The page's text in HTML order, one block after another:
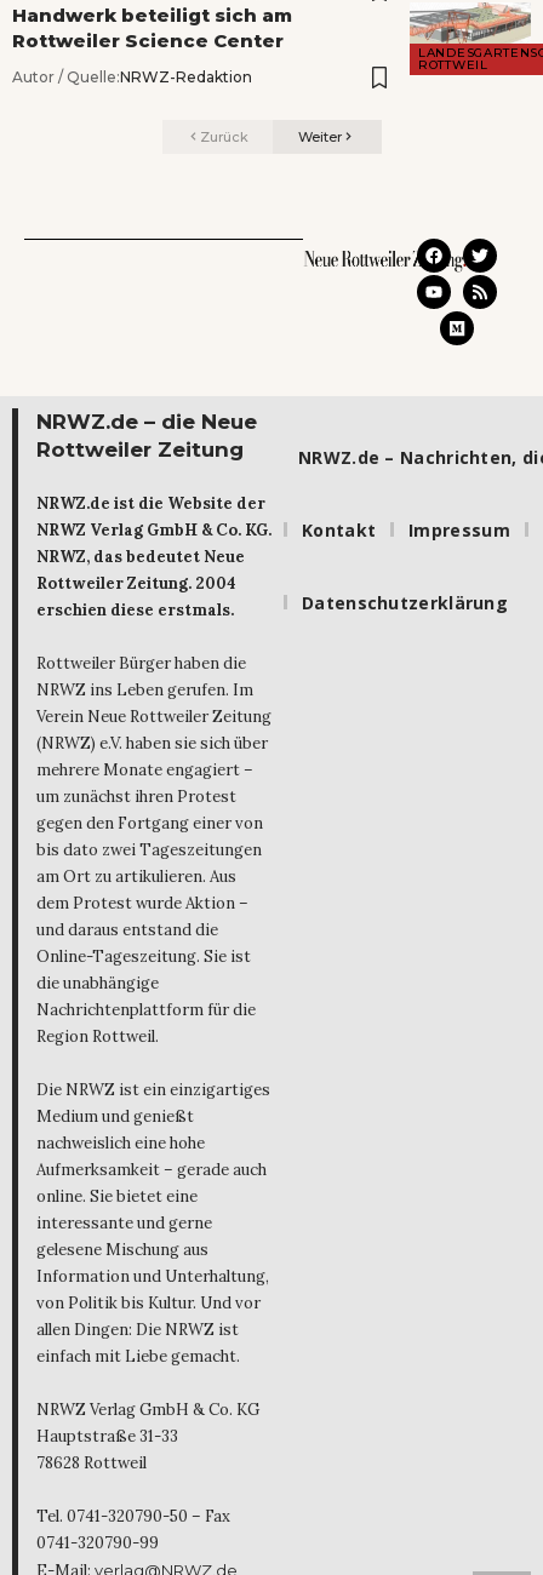
ROTTWEIL
Handwerk beteiligt sich am
Rottweiler Science Center
Autor / Quelle:NRWZ-Redaktion
Zurück Weiter
NRWZ.de – die Neue
Rottweiler Zeitung
NRWZ.de ist die Website der
NRWZ Verlag GmbH & Co. KG.
NRWZ, das bedeutet Neue
Rottweiler Zeitung. 2004
erschien diese erstmals.
Rottweiler Bürger haben die
NRWZ ins Leben gerufen. Im
Verein Neue Rottweiler Zeitung
(NRWZ) e.V. haben sie sich über
mehrere Monate engagiert –
um zunächst ihren Protest
gegen den Fortgang einer von
bis dato zwei Tageszeitungen
am Ort zu artikulieren. Aus
dem Protest wurde Aktion –
und daraus entstand die
Online-Tageszeitung. Sie ist
die unabhängige
Nachrichtenplattform für die
Region Rottweil.
Die NRWZ ist ein einzigartiges
Medium und genießt
nachweislich eine hohe
Aufmerksamkeit – gerade auch
online. Sie bietet eine
interessante und gerne
gelesene Mischung aus
Information und Unterhaltung,
von Politik bis Kultur. Und vor
allen Dingen: Die NRWZ ist
einfach mit Liebe gemacht.
NRWZ Verlag GmbH & Co. KG
Hauptstraße 31-33
78628 Rottweil
Tel. 0741-320790-50 – Fax
0741-320790-99
verlag@NRWZ.de
NRWZ.de – Nachrichten,
Kontakt Impressum
Datenschutzerklärung